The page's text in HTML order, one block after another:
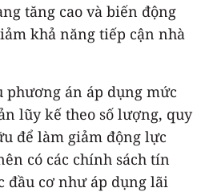
tăng cao và biến động
khả năng tiếp cận nhà
phương án áp dụng mức
lũy kế theo số lượng, quy
để làm giảm động lực
có các chính sách tín
đầu cơ như áp dụng lãi